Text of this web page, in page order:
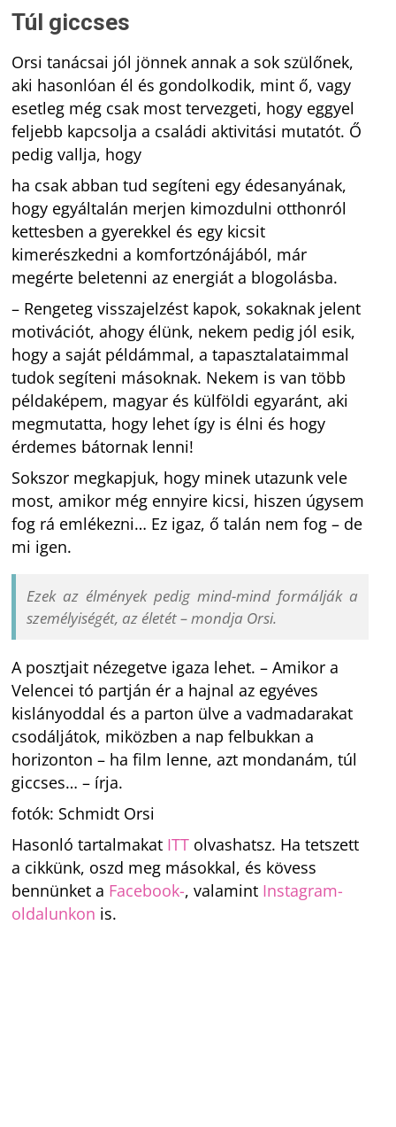
Túl giccses
Orsi tanácsai jól jönnek annak a sok szülőnek,
aki hasonlóan él és gondolkodik, mint ő, vagy
esetleg még csak most tervezgeti, hogy eggyel
feljebb kapcsolja a családi aktivitási mutatót. Ő
pedig vallja, hogy
ha csak abban tud segíteni egy édesanyának,
hogy egyáltalán merjen kimozdulni otthonról
kettesben a gyerekkel és egy kicsit
kimerészkedni a komfortzónájából, már
megérte beletenni az energiát a blogolásba.
– Rengeteg visszajelzést kapok, sokaknak jelent
motivációt, ahogy élünk, nekem pedig jól esik,
hogy a saját példámmal, a tapasztalataimmal
tudok segíteni másoknak. Nekem is van több
példaképem, magyar és külföldi egyaránt, aki
megmutatta, hogy lehet így is élni és hogy
érdemes bátornak lenni!
Sokszor megkapjuk, hogy minek utazunk vele
most, amikor még ennyire kicsi, hiszen úgysem
fog rá emlékezni… Ez igaz, ő talán nem fog – de
mi igen.
Ezek az élmények pedig mind-mind formálják a
személyiségét, az életét – mondja Orsi.
A posztjait nézegetve igaza lehet. – Amikor a
Velencei tó partján ér a hajnal az egyéves
kislányoddal és a parton ülve a vadmadarakat
csodáljátok, miközben a nap felbukkan a
horizonton – ha film lenne, azt mondanám, túl
giccses… – írja.
fotók: Schmidt Orsi
Hasonló tartalmakat ITT olvashatsz. Ha tetszett
a cikkünk, oszd meg másokkal, és kövess
bennünket a Facebook-, valamint Instagram-
oldalunkon is.